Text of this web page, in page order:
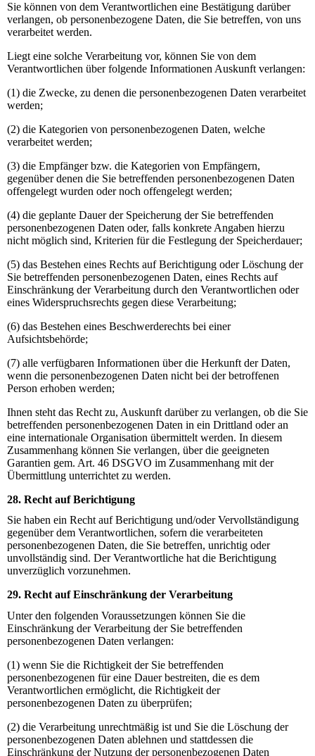
Sie können von dem Verantwortlichen eine Bestätigung darüber
verlangen, ob personenbezogene Daten, die Sie betreffen, von uns
verarbeitet werden.
Liegt eine solche Verarbeitung vor, können Sie von dem
Verantwortlichen über folgende Informationen Auskunft verlangen:
(1) die Zwecke, zu denen die personenbezogenen Daten verarbeitet
werden;
(2) die Kategorien von personenbezogenen Daten, welche
verarbeitet werden;
(3) die Empfänger bzw. die Kategorien von Empfängern,
gegenüber denen die Sie betreffenden personenbezogenen Daten
offengelegt wurden oder noch offengelegt werden;
(4) die geplante Dauer der Speicherung der Sie betreffenden
personenbezogenen Daten oder, falls konkrete Angaben hierzu
nicht möglich sind, Kriterien für die Festlegung der Speicherdauer;
(5) das Bestehen eines Rechts auf Berichtigung oder Löschung der
Sie betreffenden personenbezogenen Daten, eines Rechts auf
Einschränkung der Verarbeitung durch den Verantwortlichen oder
eines Widerspruchsrechts gegen diese Verarbeitung;
(6) das Bestehen eines Beschwerderechts bei einer
Aufsichtsbehörde;
(7) alle verfügbaren Informationen über die Herkunft der Daten,
wenn die personenbezogenen Daten nicht bei der betroffenen
Person erhoben werden;
Ihnen steht das Recht zu, Auskunft darüber zu verlangen, ob die Sie
betreffenden personenbezogenen Daten in ein Drittland oder an
eine internationale Organisation übermittelt werden. In diesem
Zusammenhang können Sie verlangen, über die geeigneten
Garantien gem. Art. 46 DSGVO im Zusammenhang mit der
Übermittlung unterrichtet zu werden.
28. Recht auf Berichtigung
Sie haben ein Recht auf Berichtigung und/oder Vervollständigung
gegenüber dem Verantwortlichen, sofern die verarbeiteten
personenbezogenen Daten, die Sie betreffen, unrichtig oder
unvollständig sind. Der Verantwortliche hat die Berichtigung
unverzüglich vorzunehmen.
29. Recht auf Einschränkung der Verarbeitung
Unter den folgenden Voraussetzungen können Sie die
Einschränkung der Verarbeitung der Sie betreffenden
personenbezogenen Daten verlangen:
(1) wenn Sie die Richtigkeit der Sie betreffenden
personenbezogenen für eine Dauer bestreiten, die es dem
Verantwortlichen ermöglicht, die Richtigkeit der
personenbezogenen Daten zu überprüfen;
(2) die Verarbeitung unrechtmäßig ist und Sie die Löschung der
personenbezogenen Daten ablehnen und stattdessen die
Einschränkung der Nutzung der personenbezogenen Daten